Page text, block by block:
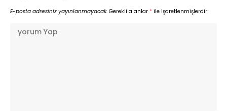
E-posta adresiniz yayınlanmayacak. Gerekli alanlar * ile işaretlenmişlerdir